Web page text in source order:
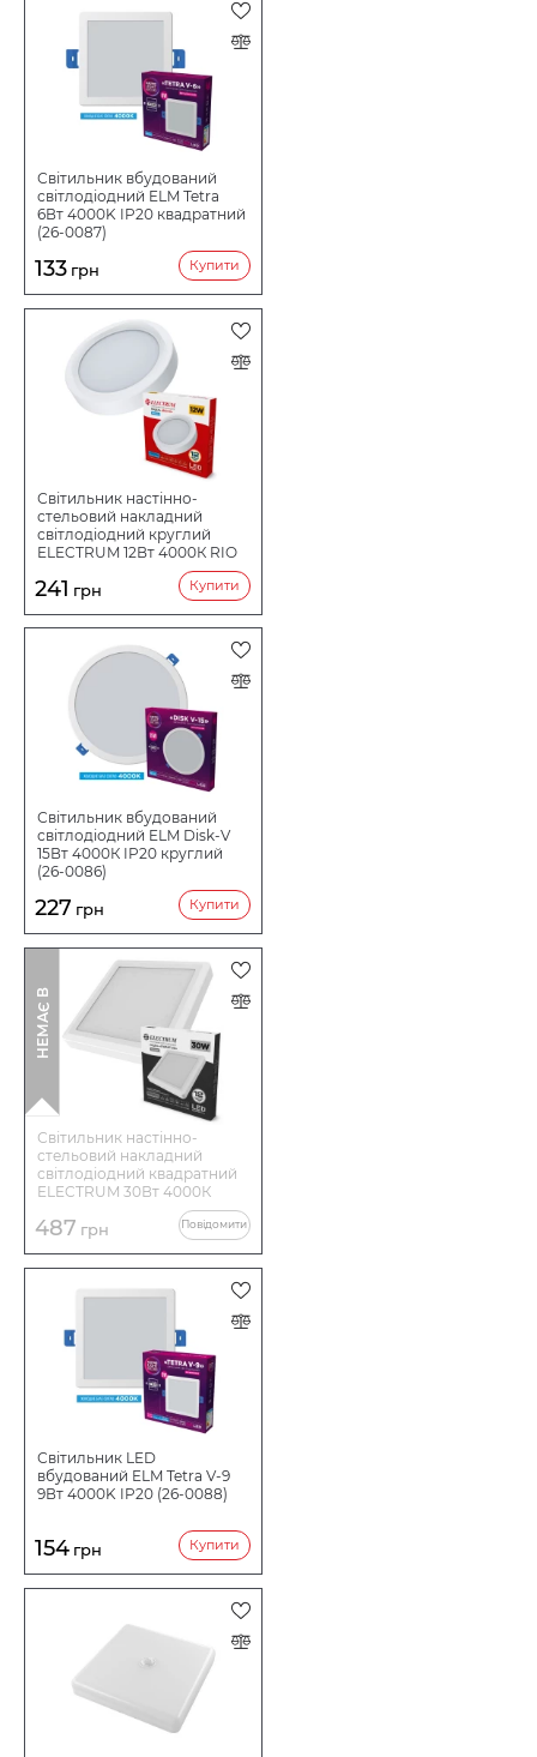
Світильник вбудований
світлодіодний ELM Tetra
6Вт 4000K IP20 квадратний
(26-0087)
133 грн Купити
Світильник настінно-
стельовий накладний
світлодіодний круглий
ELECTRUM 12Вт 4000К RIO
241 грн Купити
Світильник вбудований
світлодіодний ELM Disk-V
15Вт 4000К IP20 круглий
(26-0086)
227 грн Купити
Світильник настінно-
стельовий накладний
світлодіодний квадратний
ELECTRUM 30Вт 4000К
487 грн Повідомити
Н
Е
М
А
Є
В
Н
А
Я
В
Н
О
С
Т І
Світильник LED
вбудований ELM Tetra V-9
9Вт 4000K IP20 (26-0088)
154 грн Купити